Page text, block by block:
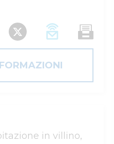
in villino,